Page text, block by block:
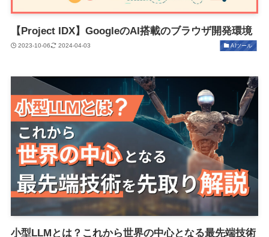
【Project IDX】GoogleのAI搭載のブラウザ開発環境
2023-10-06 2024-04-03 AIツール
小型LLMとは？これから世界の中心となる最先端技術